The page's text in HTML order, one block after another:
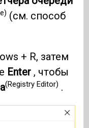
(см. способ
+ R, затем
Enter , чтобы
(Registry Editor) .